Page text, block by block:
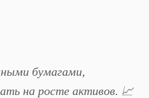
бумагами,
на росте активов. 📈